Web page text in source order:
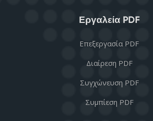
Εργαλεία PDF
Επεξεργασία PDF
Διαίρεση PDF
Συγχώνευση PDF
Συμπίεση PDF